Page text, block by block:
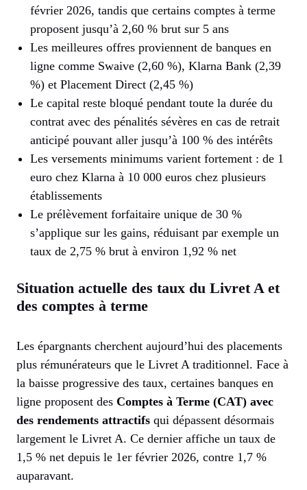
février 2026, tandis que certains comptes à terme
proposent jusqu’à 2,60 % brut sur 5 ans
Les meilleures offres proviennent de banques en
ligne comme Swaive (2,60 %), Klarna Bank (2,39
%) et Placement Direct (2,45 %)
Le capital reste bloqué pendant toute la durée du
contrat avec des pénalités sévères en cas de retrait
anticipé pouvant aller jusqu’à 100 % des intérêts
Les versements minimums varient fortement : de 1
euro chez Klarna à 10 000 euros chez plusieurs
établissements
Le prélèvement forfaitaire unique de 30 %
s’applique sur les gains, réduisant par exemple un
taux de 2,75 % brut à environ 1,92 % net
Situation actuelle des taux du Livret A et
des comptes à terme
Les épargnants cherchent aujourd’hui des placements
plus rémunérateurs que le Livret A traditionnel. Face à
la baisse progressive des taux, certaines banques en
ligne proposent des Comptes à Terme (CAT) avec
des rendements attractifs qui dépassent désormais
largement le Livret A. Ce dernier affiche un taux de
1,5 % net depuis le 1er février 2026, contre 1,7 %
auparavant.